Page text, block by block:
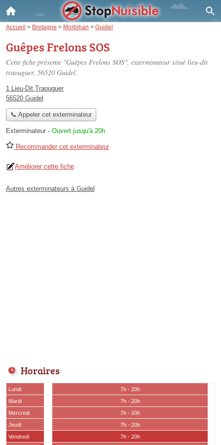
Accueil > Bretagne > Morbihan > Guidel
Guêpes Frelons SOS
Cette fiche présente "Guêpes Frelons SOS", exterminateur situé lieu-dit
traouguer, 56520 Guidel.
1 Lieu-Dit Traouguer
56520 Guidel
📞 Appeler cet exterminateur
Exterminateur - Ouvert jusqu'à 20h
Recommander cet exterminateur
Améliorer cette fiche
Autres exterminateurs à Guidel
Horaires
Lundi
7h - 20h
Mardi
7h - 20h
Mercredi
7h - 20h
Jeudi
7h - 20h
Vendredi
7h - 20h